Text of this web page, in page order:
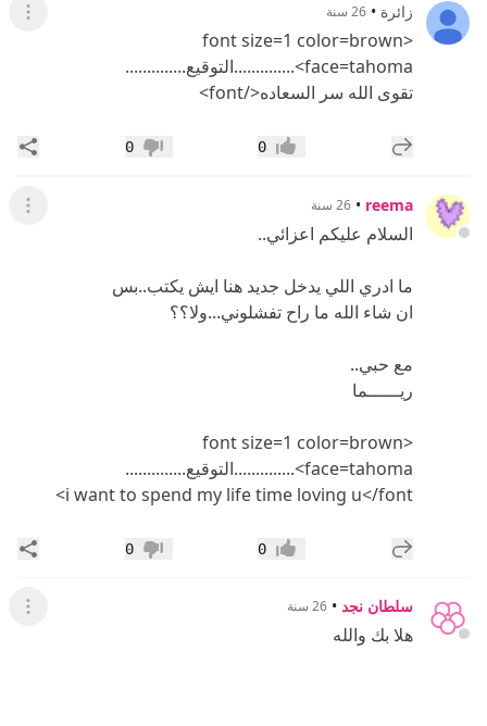
زائرة • 26 سنة عرض
<font size=1 color=brown
face=tahoma>..............التوقيع..............
تقوى الله سر السعاده</font>
إضافة رد جديد إعجاب0 عدم إعجاب
0
reema
• 26 سنة عرض
السلام عليكم اعزائي..
ما ادري اللي يدخل جديد هنا ايش يكتب..بس
ان شاء الله ما راح تفشلوني...ولا؟؟
مع حبي..
ريــــــما
<font size=1 color=brown
face=tahoma>..............التوقيع..............
i want to spend my life time loving u</font>
إضافة رد جديد إعجاب0 عدم إعجاب
0
سلطان نجد • 26 سنة عرض
هلا بك والله